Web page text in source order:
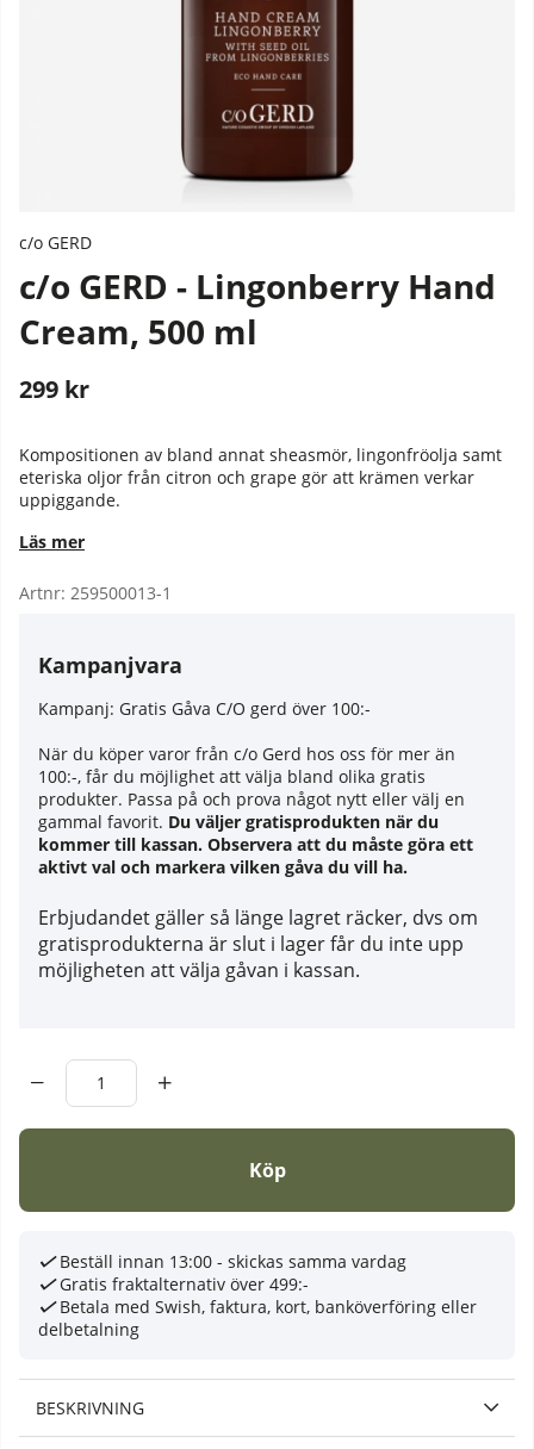
c/o GERD
c/o GERD - Lingonberry Hand
Cream, 500 ml
299 kr
Kompositionen av bland annat sheasmör, lingonfröolja samt
eteriska oljor från citron och grape gör att krämen verkar
uppiggande.
Läs mer
Artnr: 259500013-1
Kampanjvara
Kampanj: Gratis Gåva C/O gerd över 100:-
När du köper varor från c/o Gerd hos oss för mer än
100:-, får du möjlighet att välja bland olika gratis
produkter. Passa på och prova något nytt eller välj en
gammal favorit. Du väljer gratisprodukten när du
kommer till kassan. Observera att du måste göra ett
aktivt val och markera vilken gåva du vill ha.
Erbjudandet gäller så länge lagret räcker, dvs om
gratisprodukterna är slut i lager får du inte upp
möjligheten att välja gåvan i kassan.
Köp
Beställ innan 13:00 - skickas samma vardag
Gratis fraktalternativ över 499:-
Betala med Swish, faktura, kort, banköverföring eller
delbetalning
BESKRIVNING